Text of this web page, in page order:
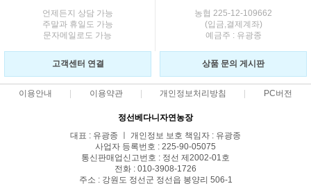
언제든지 상담 가능
주말과 휴일도 가능
문자메일로도 가능
농협 225-12-109662
(입금,결제계좌)
예금주 : 유광종
고객센터 연결 상품 문의 게시판
이용안내 이용약관 개인정보처리방침 PC버전
정선베다니자연농장
대표 : 유광종 ㅣ 개인정보 보호 책임자 : 유광종
사업자 등록번호 : 225-90-05075
통신판매업신고번호 : 정선 제2002-01호
전화 : 010-3908-1726
주소 : 강원도 정선군 정선읍 봉양리 506-1